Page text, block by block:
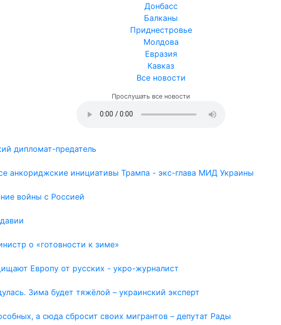
Донбасс
Балканы
Приднестровье
Молдова
Евразия
Кавказ
Все новости
Прослушать все новости
дипломат-предатель
анкориджские инициативы Трампа - экс-глава МИД Украины
войны с Россией
о «готовности к зиме»
Европу от русских - укро-журналист
Зима будет тяжёлой – украинский эксперт
а сюда сбросит своих мигрантов – депутат Рады